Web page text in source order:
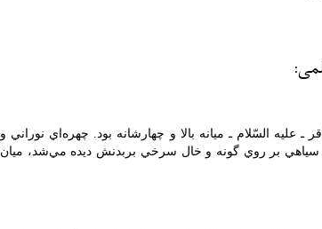
عليه السّلام ـ ميانه بالا و چهارشانه بود. چهره‌اي نوراني و
بر روي گونه و خال سرخي بربدنش ديده مي‌شد، ميان